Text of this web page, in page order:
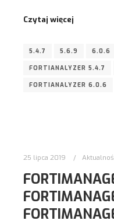
Czytaj więcej
5.4.7 5.6.9 6.0.6
FORTIANALYZER 5.4.7
FORTIANALYZER 6.0.6
25 lipca 2019